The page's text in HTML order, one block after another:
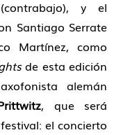
y el
Santiago Serrate
Martínez, como
de esta edición
alemán
, que será
el concierto